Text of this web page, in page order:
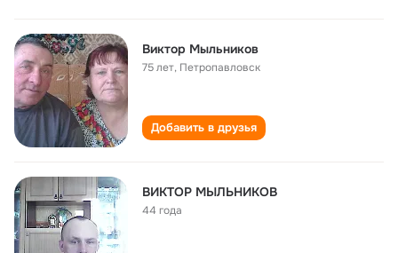
Виктор Мыльников
75 лет, Петропавловск
Добавить в друзья
ВИКТОР МЫЛЬНИКОВ
44 года